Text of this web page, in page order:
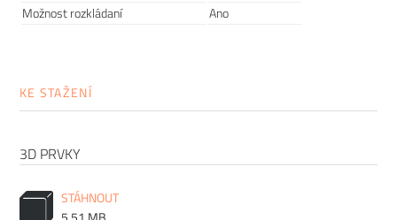
Sháníte do vašich komerčních či bytových prostor rozkládací
na jejich design, ale také na kvalitní provedení. Základem je
skvěle vyspíte. Sedačky od
Možnost rozkládaní
Ano
KE STAŽENÍ
3D PRVKY
STÁHNOUT